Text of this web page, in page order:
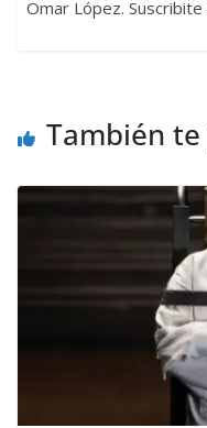
Omar López.
También